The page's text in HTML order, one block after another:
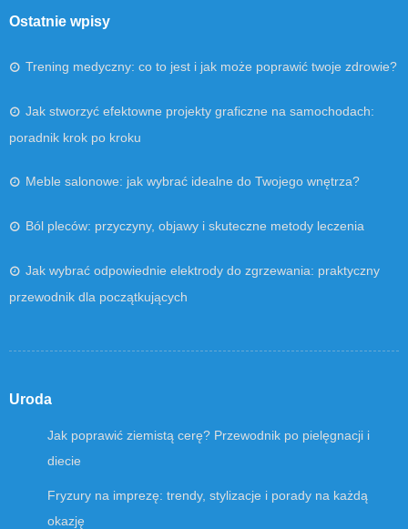
Ostatnie wpisy
Trening medyczny: co to jest i jak może poprawić twoje zdrowie?
Jak stworzyć efektowne projekty graficzne na samochodach:
poradnik krok po kroku
Meble salonowe: jak wybrać idealne do Twojego wnętrza?
Ból pleców: przyczyny, objawy i skuteczne metody leczenia
Jak wybrać odpowiednie elektrody do zgrzewania: praktyczny
przewodnik dla początkujących
Uroda
Jak poprawić ziemistą cerę? Przewodnik po pielęgnacji i
diecie
Fryzury na imprezę: trendy, stylizacje i porady na każdą
okazję